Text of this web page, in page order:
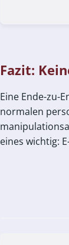
Fazit:
Eine Ende-zu-
normalen
eines wichtig: